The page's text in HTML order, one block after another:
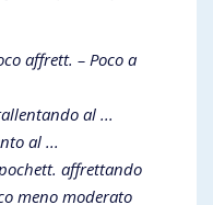
affrett. – Poco a
al ...
al ...
affrettando
meno moderato